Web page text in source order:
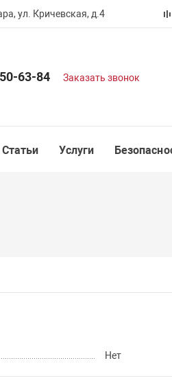
ул. Кричевская, д.4
63-84 Заказать звонок
Статьи Услуги
Нет